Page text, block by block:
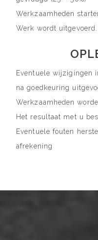
Werkzaamheden
Werk wordt uitgevoerd.
Eventuele wijzigingen
na goedkeuring
Werkzaamheden
Het resultaat met u
Eventuele fouten
afrekening